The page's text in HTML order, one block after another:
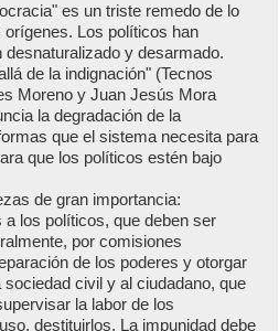
es un triste remedo de lo
Los políticos han
desnaturalizado y desarmado.
de la indignación" (Tecnos
Moreno y Juan Jesús Mora
la degradación de la
que el sistema necesita para
que los políticos estén bajo
de gran importancia:
los políticos, que deben ser
por comisiones
de los poderes y otorgar
sociedad civil y al ciudadano, que
la labor de los
destituirlos. La impunidad debe